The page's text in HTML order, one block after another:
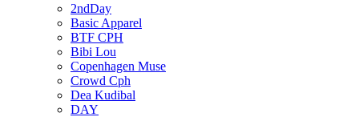
2ndDay
Basic Apparel
BTF CPH
Bibi Lou
Copenhagen Muse
Crowd Cph
Dea Kudibal
DAY